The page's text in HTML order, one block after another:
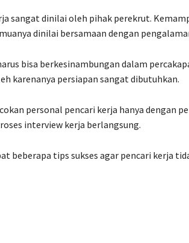
sangat dinilai oleh pihak perekrut.
dinilai bersamaan dengan
bisa berkesinambungan dalam
karenanya persiapan sangat dibutuhkan.
personal pencari kerja hanya dengan
interview kerja berlangsung.
beberapa tips sukses agar pencari kerja